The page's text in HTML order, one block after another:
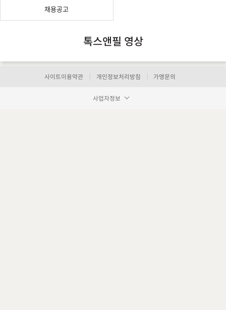
채용공고
톡스앤필 영상
사이트이용약관 개인정보처리방침 가맹문의
사업자정보